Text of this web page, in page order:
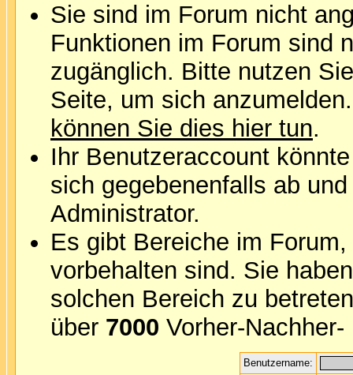
Sie sind im Forum nicht
Funktionen im Forum sind
zugänglich. Bitte nutzen
Seite, um sich
können Sie dies hier tun.
Ihr Benutzeraccount
sich gegebenenfalls ab
Administrator.
Es gibt Bereiche im
vorbehalten sind. Sie
solchen Bereich zu
über 7000 Vorher-
Benutzername: